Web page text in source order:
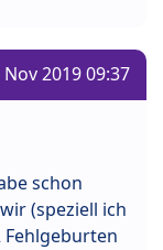
Nov 2019 09:37
schon
(speziell ich
Fehlgeburten